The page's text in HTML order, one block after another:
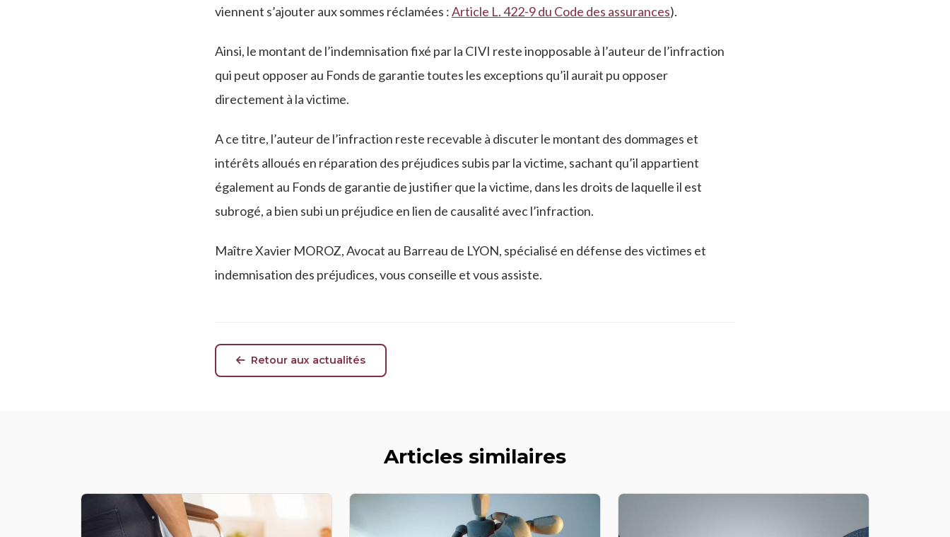
viennent s’ajouter aux sommes réclamées :Article L. 422-9 du Code des assurances).
Ainsi, le montant de l’indemnisation fixé par la CIVI reste inopposable à l’auteur de l’infraction
qui peut opposer au Fonds de garantie toutes les exceptions qu’il aurait pu opposer
directement à la victime.
A ce titre, l’auteur de l’infraction reste recevable à discuter le montant des dommages et
intérêts alloués en réparation des préjudices subis par la victime, sachant qu’il appartient
également au Fonds de garantie de justifier que la victime, dans les droits de laquelle il est
subrogé, a bien subi un préjudice en lien de causalité avec l’infraction.
Maître Xavier MOROZ, Avocat au Barreau de LYON, spécialisé en défense des victimes et
indemnisation des préjudices, vous conseille et vous assiste.
Retour aux actualités
Articles similaires